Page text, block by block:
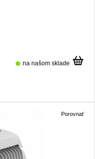
na našom sklade
Porovnať